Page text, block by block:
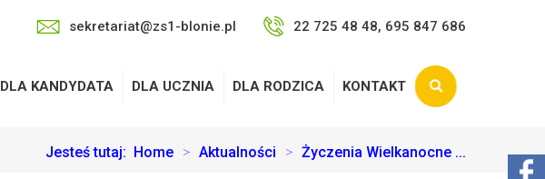
sekretariat@zs1-blonie.pl 22 725 48 48, 695 847 686
DLA KANDYDATA DLA UCZNIA DLA RODZICA KONTAKT
Jesteś tutaj: Home > Aktualności > Życzenia Wielkanocne ...